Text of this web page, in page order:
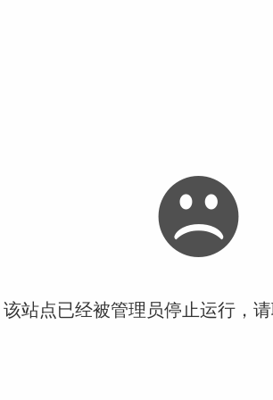
站点已经被管理员停止运行，